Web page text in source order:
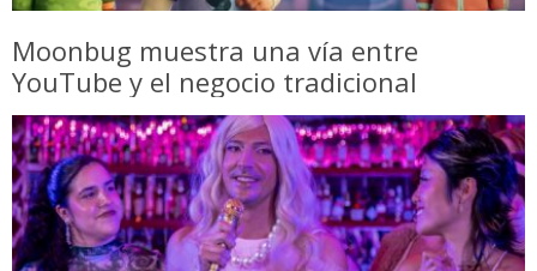
Moonbug muestra una vía entre
YouTube y el negocio tradicional